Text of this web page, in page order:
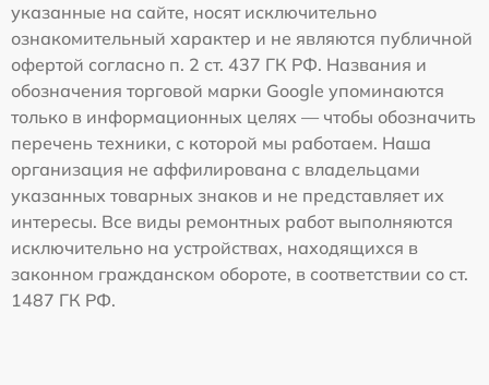
указанные на сайте, носят исключительно
ознакомительный характер и не являются публичной
офертой согласно п. 2 ст. 437 ГК РФ. Названия и
обозначения торговой марки Google упоминаются
только в информационных целях — чтобы обозначить
перечень техники, с которой мы работаем. Наша
организация не аффилирована с владельцами
указанных товарных знаков и не представляет их
интересы. Все виды ремонтных работ выполняются
исключительно на устройствах, находящихся в
законном гражданском обороте, в соответствии со ст.
1487 ГК РФ.